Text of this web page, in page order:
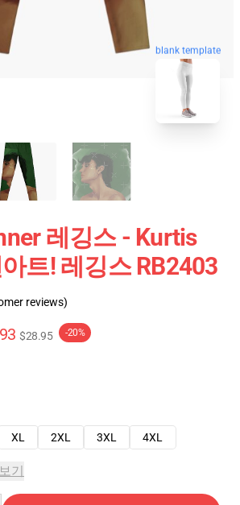
blank template
레깅스 - Kurtis
트! 레깅스 RB2403
reviews)
$28.95 -20%
XL 2XL 3XL 4XL
기